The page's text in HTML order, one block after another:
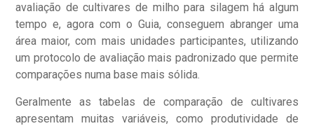
avaliação de cultivares de milho para silagem há algum
tempo e, agora com o Guia, conseguem abranger uma
área maior, com mais unidades participantes, utilizando
um protocolo de avaliação mais padronizado que permite
comparações numa base mais sólida.
Geralmente as tabelas de comparação de cultivares
apresentam muitas variáveis, como produtividade de